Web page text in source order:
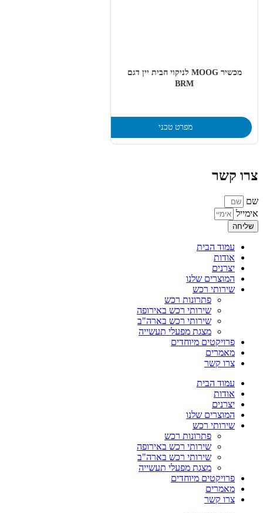
מכשיר MOOG לניקוי חבית יין דגם
BRM
מפרט טכני
צרו קשר
שם
אימייל
שליחה
עמוד הבית
אודות
יצרנים
המוצרים שלנו
שירותי רכש
פתרונות רכש
שירותי רכש באירופה
שירותי רכש בארה"ב
מצגת מפעלי תעשייה
פרויקטים מיוחדים
מאמרים
צרו קשר
עמוד הבית
אודות
יצרנים
המוצרים שלנו
שירותי רכש
פתרונות רכש
שירותי רכש באירופה
שירותי רכש בארה"ב
מצגת מפעלי תעשייה
פרויקטים מיוחדים
מאמרים
צרו קשר